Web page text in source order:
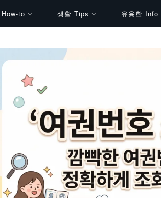
to 생활 Tips 유용한 Info